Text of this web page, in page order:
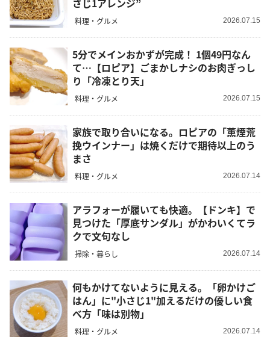
さじ1アレンジ”
料理・グルメ 2026.07.15
5分でメインおかずが完成！ 1個49円なん
て…【ロピア】ごまかしナシのお肉ぎっし
り「冷凍とり天」
料理・グルメ 2026.07.15
家族で取り合いになる。ロピアの「薫煙荒
挽ウインナー」は焼くだけで期待以上のう
まさ
料理・グルメ 2026.07.14
アラフォーが履いても快適。【ドンキ】で
見つけた「厚底サンダル」がかわいくてラ
クで文句なし
掃除・暮らし 2026.07.14
何もかけてないように見える。「卵かけご
はん」に"小さじ1"加えるだけの優しい食
べ方「味は別物」
料理・グルメ 2026.07.14